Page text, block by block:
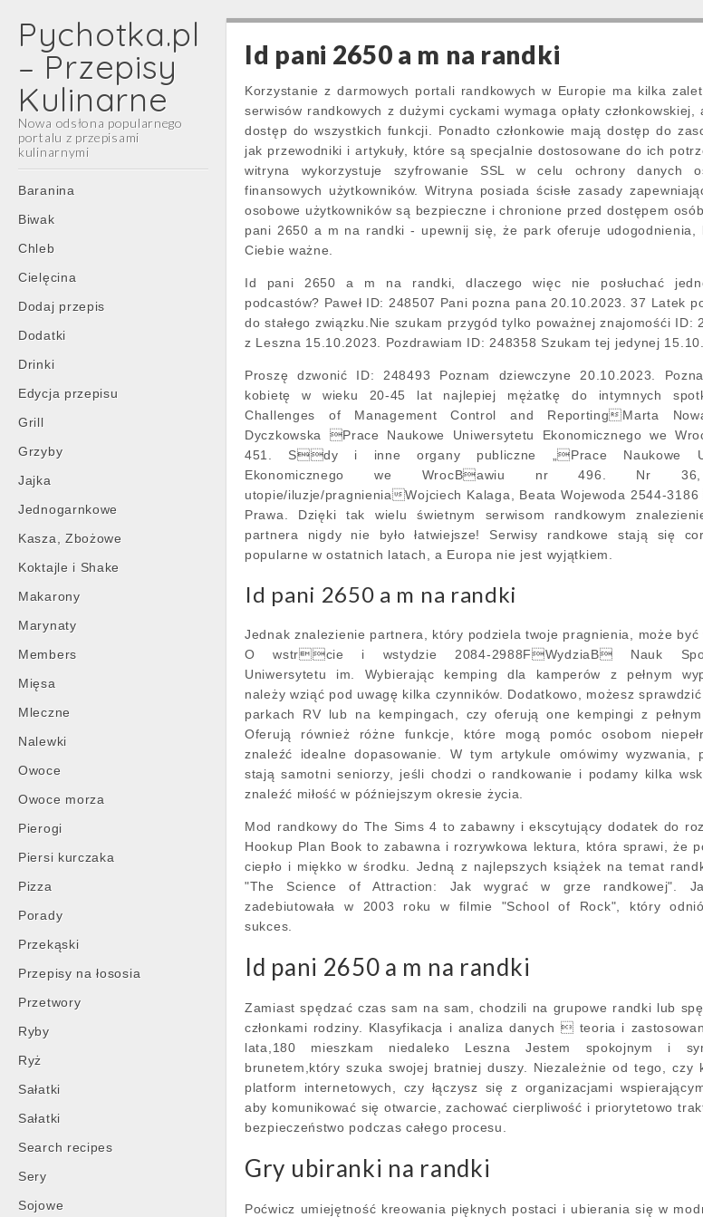
Pychotka.pl
– Przepisy
Kulinarne
Nowa odsłona popularnego
portalu z przepisami
kulinarnymi
Main
menu
Skip
content
Baranina
Biwak
Chleb
Cielęcina
Dodaj przepis
Dodatki
Drinki
Edycja przepisu
Grill
Grzyby
Jajka
Jednogarnkowe
Kasza, Zbożowe
Koktajle i Shake
Makarony
Marynaty
Members
Mięsa
Mleczne
Nalewki
Owoce
Owoce morza
Pierogi
Piersi kurczaka
Pizza
Porady
Przekąski
Przepisy na łososia
Przetwory
Ryby
Ryż
Sałatki
Sałatki
Search recipes
Sery
Sojowe
Id pani 2650 a m na randki
Korzystanie z darmowych portali randkowych w Europie ma kilka
serwisów randkowych z dużymi cyckami wymaga opłaty członkowskiej,
dostęp do wszystkich funkcji. Ponadto członkowie mają dostęp do
jak przewodniki i artykuły, które są specjalnie dostosowane do ich
witryna wykorzystuje szyfrowanie SSL w celu ochrony danych
finansowych użytkowników. Witryna posiada ścisłe zasady
osobowe użytkowników są bezpieczne i chronione przed dostępem
pani 2650 a m na randki - upewnij się, że park oferuje udogodnienia,
Ciebie ważne.
Id pani 2650 a m na randki, dlaczego więc nie posłuchać
podcastów? Paweł ID: 248507 Pani pozna pana 20.10.2023. 37 Latek
do stałego związku.Nie szukam przygód tylko poważnej znajomośći ID:
z Leszna 15.10.2023. Pozdrawiam ID: 248358 Szukam tej jedynej
Proszę dzwonić ID: 248493 Poznam dziewczyne 20.10.2023.
kobietę w wieku 20-45 lat najlepiej mężatkę do intymnych
Challenges of Management Control and ReportingMarta
Dyczkowska Prace Naukowe Uniwersytetu Ekonomicznego we
451. Sdy i inne organy publiczne „Prace Naukowe
Ekonomicznego we WrocBawiu nr 496. Nr
utopie/iluzje/pragnieniaWojciech Kalaga, Beata Wojewoda 2544-
Prawa. Dzięki tak wielu świetnym serwisom randkowym
partnera nigdy nie było łatwiejsze! Serwisy randkowe stają się
popularne w ostatnich latach, a Europa nie jest wyjątkiem.
Id pani 2650 a m na randki
Jednak znalezienie partnera, który podziela twoje pragnienia, może być
O wstrcie i wstydzie 2084-2988FWydziaB Nauk
Uniwersytetu im. Wybierając kemping dla kamperów z pełnym
należy wziąć pod uwagę kilka czynników. Dodatkowo, możesz
parkach RV lub na kempingach, czy oferują one kempingi z pełnym
Oferują również różne funkcje, które mogą pomóc osobom
znaleźć idealne dopasowanie. W tym artykule omówimy wyzwania,
stają samotni seniorzy, jeśli chodzi o randkowanie i podamy kilka
znaleźć miłość w późniejszym okresie życia.
Mod randkowy do The Sims 4 to zabawny i ekscytujący dodatek do
Hookup Plan Book to zabawna i rozrywkowa lektura, która sprawi, że
ciepło i miękko w środku. Jedną z najlepszych książek na temat
"The Science of Attraction: Jak wygrać w grze randkowej".
zadebiutowała w 2003 roku w filmie "School of Rock", który
sukces.
Id pani 2650 a m na randki
Zamiast spędzać czas sam na sam, chodzili na grupowe randki lub
członkami rodziny. Klasyfikacja i analiza danych  teoria i
lata,180 mieszkam niedaleko Leszna Jestem spokojnym i
brunetem,który szuka swojej bratniej duszy. Niezależnie od tego, czy
platform internetowych, czy łączysz się z organizacjami
aby komunikować się otwarcie, zachować cierpliwość i priorytetowo
bezpieczeństwo podczas całego procesu.
Gry ubiranki na randki
Poćwicz umiejętność kreowania pięknych postaci i ubierania się w